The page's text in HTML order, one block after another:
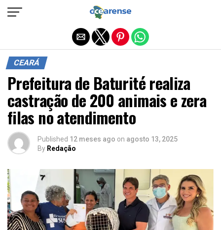
CEARÁ
Prefeitura de Baturité realiza
castração de 200 animais e zera
filas no atendimento
Published 12 meses ago on agosto 13, 2025
By Redação
Sair da versão mobile